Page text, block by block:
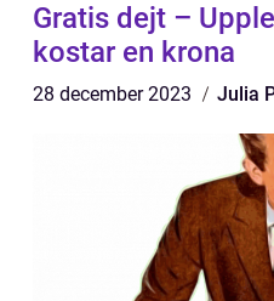
Gratis dejt –
kostar en krona
28 december 2023 Julia